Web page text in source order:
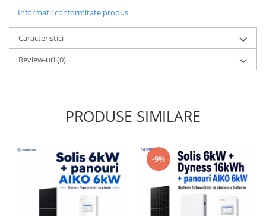
Informatii conformitate produs
Caracteristici
Review-uri(0)
PRODUSE SIMILARE
-9%